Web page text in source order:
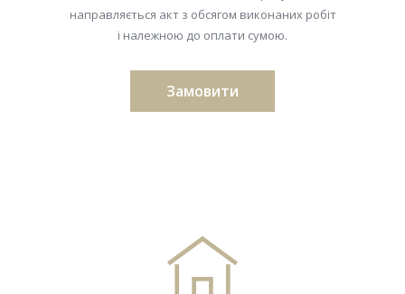
направляється акт з обсягом виконаних робіт
і належною до оплати сумою.
Замовити